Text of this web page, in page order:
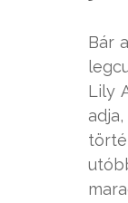
Bár
Lily